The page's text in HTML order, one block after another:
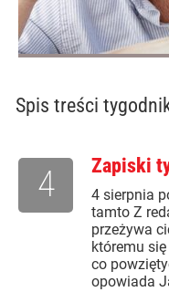
Spis treści
Zapiski
4 sierpnia
tamto Z
przeżywa
któremu
co
opowiada
4